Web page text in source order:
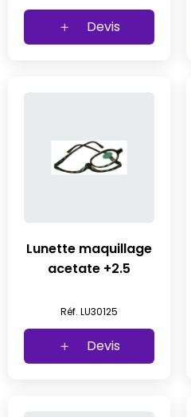
Devis
Lunette maquillage
acetate +2.5
Réf. LU30125
Devis